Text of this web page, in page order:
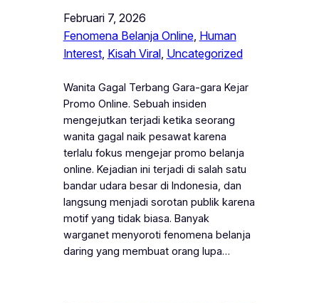
Februari 7, 2026
Fenomena Belanja Online, Human
Interest, Kisah Viral, Uncategorized
Wanita Gagal Terbang Gara-gara Kejar
Promo Online. Sebuah insiden
mengejutkan terjadi ketika seorang
wanita gagal naik pesawat karena
terlalu fokus mengejar promo belanja
online. Kejadian ini terjadi di salah satu
bandar udara besar di Indonesia, dan
langsung menjadi sorotan publik karena
motif yang tidak biasa. Banyak
warganet menyoroti fenomena belanja
daring yang membuat orang lupa…